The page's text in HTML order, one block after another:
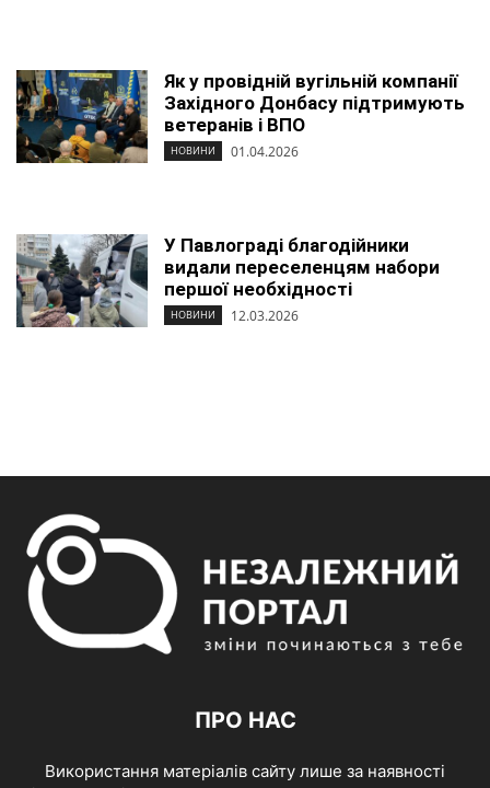
Як у провідній вугільній компанії
Західного Донбасу підтримують
ветеранів і ВПО
НОВИНИ 01.04.2026
У Павлограді благодійники
видали переселенцям набори
першої необхідності
НОВИНИ 12.03.2026
ПРО НАС
Використання матеріалів сайту лише за наявності